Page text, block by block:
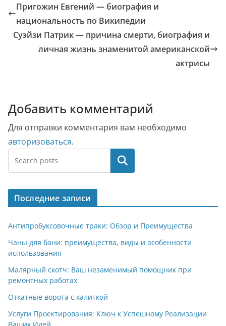
Пригожин Евгений — биография и
национальность по Википедии
Суэйзи Патрик — причина смерти, биография и
личная жизнь знаменитой американской
актрисы
Добавить комментарий
Для отправки комментария вам необходимо
авторизоваться.
Поиск
Последние записи
Антипробуксовочные траки: Обзор и Преимущества
Чаны для бани: преимущества, виды и особенности
использования
Малярный скотч: Ваш незаменимый помощник при
ремонтных работах
Откатные ворота с калиткой
Услуги Проектирования: Ключ к Успешному Реализации